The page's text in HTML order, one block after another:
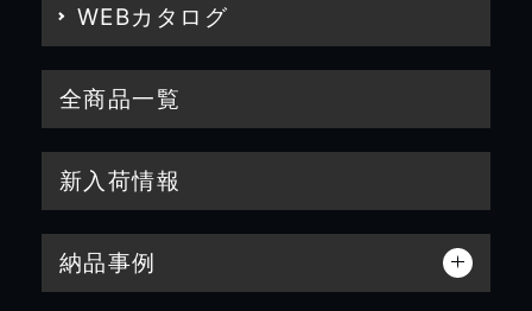
WEBカタログ
全商品一覧
新入荷情報
納品事例